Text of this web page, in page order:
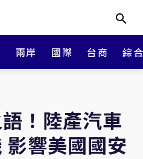
兩岸 國際 台商 綜
！陸產汽車
響美國國安